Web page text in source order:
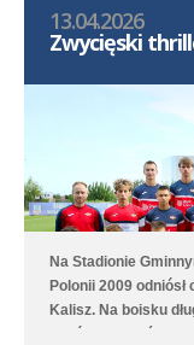
13.04.2026
Zwycięski
Na Stadionie
Polonii 2009
Kalisz. Na boisku
choć to Poloniści